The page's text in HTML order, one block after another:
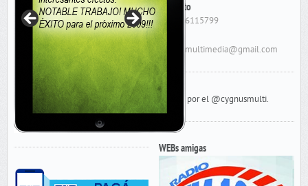
Contacto
Cel: 156115799
E-Mail:
cygnusmultimedia@gmail.com
Tweets por el @cygnusmulti.
WEBs amigas